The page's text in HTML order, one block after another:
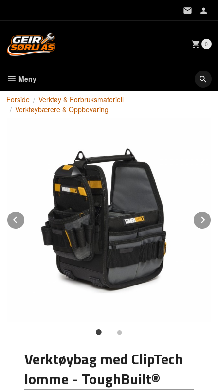
0
Meny
Forside
Verktøy & Forbruksmateriell
Verktøybærere & Oppbevaring
Prev
Verktøybag med ClipTech
lomme - ToughBuilt®